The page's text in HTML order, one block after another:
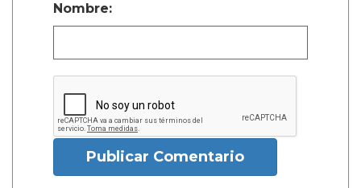
Nombre:
Publicar Comentario